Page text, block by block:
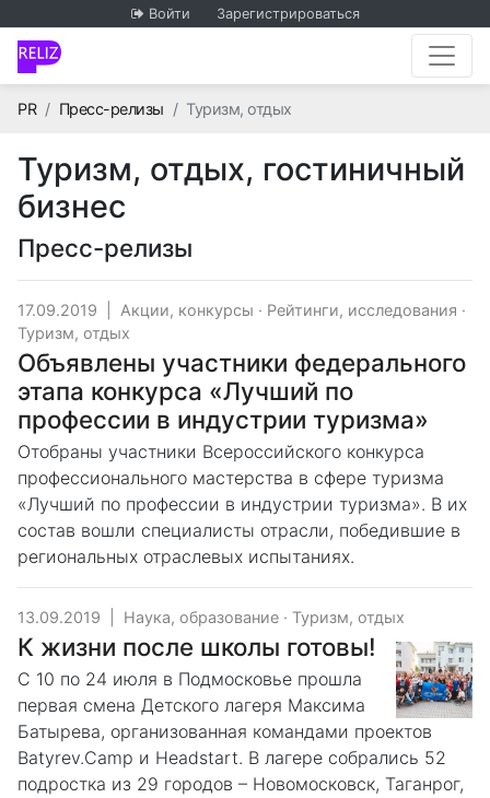
Войти Зарегистрироваться
PRГлавная
Пресс-релизы Туризм, отдых
Туризм, отдых, гостиничный
бизнес
Пресс-релизы
17.09.2019 Акции, конкурсы · Рейтинги, исследования ·
Туризм, отдых
Объявлены участники федерального
этапа конкурса «Лучший по
профессии в индустрии туризма»
Отобраны участники Всероссийского конкурса
профессионального мастерства в сфере туризма
«Лучший по профессии в индустрии туризма». В их
состав вошли специалисты отрасли, победившие в
региональных отраслевых испытаниях.
13.09.2019 Наука, образование · Туризм, отдых
К жизни после школы готовы!
С 10 по 24 июля в Подмосковье прошла
первая смена Детского лагеря Максима
Батырева, организованная командами проектов
Batyrev.Camp и Headstart. В лагере собрались 52
подростка из 29 городов – Новомосковск, Таганрог,